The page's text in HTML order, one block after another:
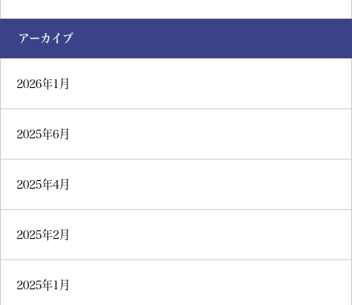
アーカイブ
2026年1月
2025年6月
2025年4月
2025年2月
2025年1月